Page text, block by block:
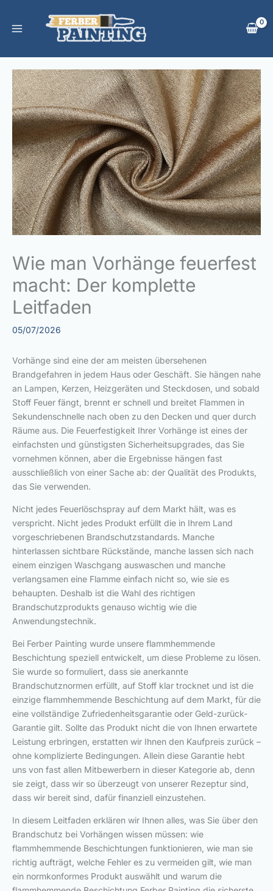
springen
Wie man Vorhänge feuerfest
macht: Der komplette
Leitfaden
05/07/2026
Vorhänge sind eine der am meisten übersehenen
Brandgefahren in jedem Haus oder Geschäft. Sie hängen nahe
an Lampen, Kerzen, Heizgeräten und Steckdosen, und sobald
Stoff Feuer fängt, brennt er schnell und breitet Flammen in
Sekundenschnelle nach oben zu den Decken und quer durch
Räume aus. Die Feuerfestigkeit Ihrer Vorhänge ist eines der
einfachsten und günstigsten Sicherheitsupgrades, das Sie
vornehmen können, aber die Ergebnisse hängen fast
ausschließlich von einer Sache ab: der Qualität des Produkts,
das Sie verwenden.
Nicht jedes Feuerlöschspray auf dem Markt hält, was es
verspricht. Nicht jedes Produkt erfüllt die in Ihrem Land
vorgeschriebenen Brandschutzstandards. Manche
hinterlassen sichtbare Rückstände, manche lassen sich nach
einem einzigen Waschgang auswaschen und manche
verlangsamen eine Flamme einfach nicht so, wie sie es
behaupten. Deshalb ist die Wahl des richtigen
Brandschutzprodukts genauso wichtig wie die
Anwendungstechnik.
Bei Ferber Painting wurde unsere flammhemmende
Beschichtung speziell entwickelt, um diese Probleme zu lösen.
Sie wurde so formuliert, dass sie anerkannte
Brandschutznormen erfüllt, auf Stoff klar trocknet und ist die
einzige flammhemmende Beschichtung auf dem Markt, für die
eine vollständige Zufriedenheitsgarantie oder Geld-zurück-
Garantie gilt. Sollte das Produkt nicht die von Ihnen erwartete
Leistung erbringen, erstatten wir Ihnen den Kaufpreis zurück –
ohne komplizierte Bedingungen. Allein diese Garantie hebt
uns von fast allen Mitbewerbern in dieser Kategorie ab, denn
sie zeigt, dass wir so überzeugt von unserer Rezeptur sind,
dass wir bereit sind, dafür finanziell einzustehen.
In diesem Leitfaden erklären wir Ihnen alles, was Sie über den
Brandschutz bei Vorhängen wissen müssen: wie
flammhemmende Beschichtungen funktionieren, wie man sie
richtig aufträgt, welche Fehler es zu vermeiden gilt, wie man
ein normkonformes Produkt auswählt und warum die